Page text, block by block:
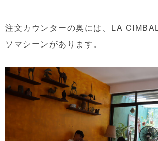
注文カウンターの奥には、LA
ソマシーンがあります。